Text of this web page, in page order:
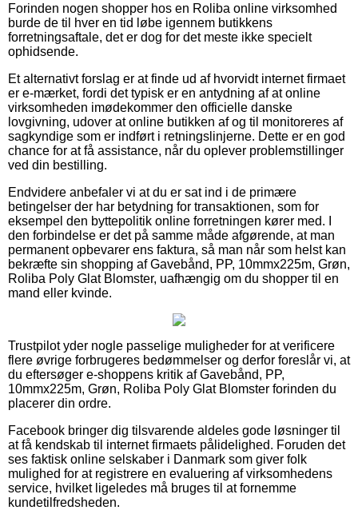
Forinden nogen shopper hos en Roliba online virksomhed
burde de til hver en tid løbe igennem butikkens
forretningsaftale, det er dog for det meste ikke specielt
ophidsende.
Et alternativt forslag er at finde ud af hvorvidt internet firmaet
er e-mærket, fordi det typisk er en antydning af at online
virksomheden imødekommer den officielle danske
lovgivning, udover at online butikken af og til monitoreres af
sagkyndige som er indført i retningslinjerne. Dette er en god
chance for at få assistance, når du oplever problemstillinger
ved din bestilling.
Endvidere anbefaler vi at du er sat ind i de primære
betingelser der har betydning for transaktionen, som for
eksempel den byttepolitik online forretningen kører med. I
den forbindelse er det på samme måde afgørende, at man
permanent opbevarer ens faktura, så man når som helst kan
bekræfte sin shopping af Gavebånd, PP, 10mmx225m, Grøn,
Roliba Poly Glat Blomster, uafhængig om du shopper til en
mand eller kvinde.
Trustpilot yder nogle passelige muligheder for at verificere
flere øvrige forbrugeres bedømmelser og derfor foreslår vi, at
du eftersøger e-shoppens kritik af Gavebånd, PP,
10mmx225m, Grøn, Roliba Poly Glat Blomster forinden du
placerer din ordre.
Facebook bringer dig tilsvarende aldeles gode løsninger til
at få kendskab til internet firmaets pålidelighed. Foruden det
ses faktisk online selskaber i Danmark som giver folk
mulighed for at registrere en evaluering af virksomhedens
service, hvilket ligeledes må bruges til at fornemme
kundetilfredsheden.